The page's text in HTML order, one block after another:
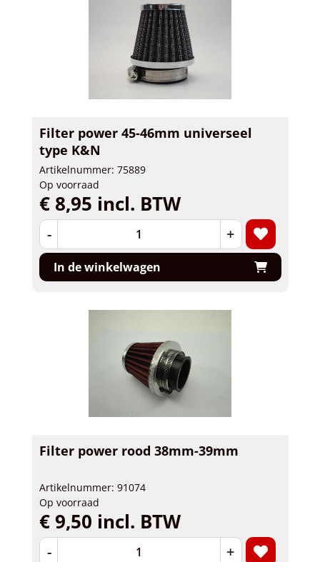
Filter power 45-46mm universeel
type K&N
Artikelnummer: 75889
Op voorraad
€ 8,95 incl. BTW
- +
In de winkelwagen
Filter power rood 38mm-39mm
Artikelnummer: 91074
Op voorraad
€ 9,50 incl. BTW
- +